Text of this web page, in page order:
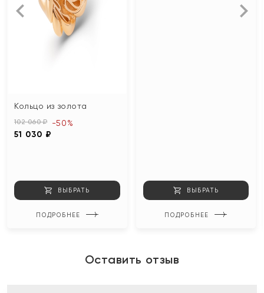
Кольцо из золота
102 060 ₽
51 030 ₽
-50%
ВЫБРАТЬ
ПОДРОБНЕЕ
ВЫБРАТЬ
ПОДРОБНЕЕ
Оставить отзыв